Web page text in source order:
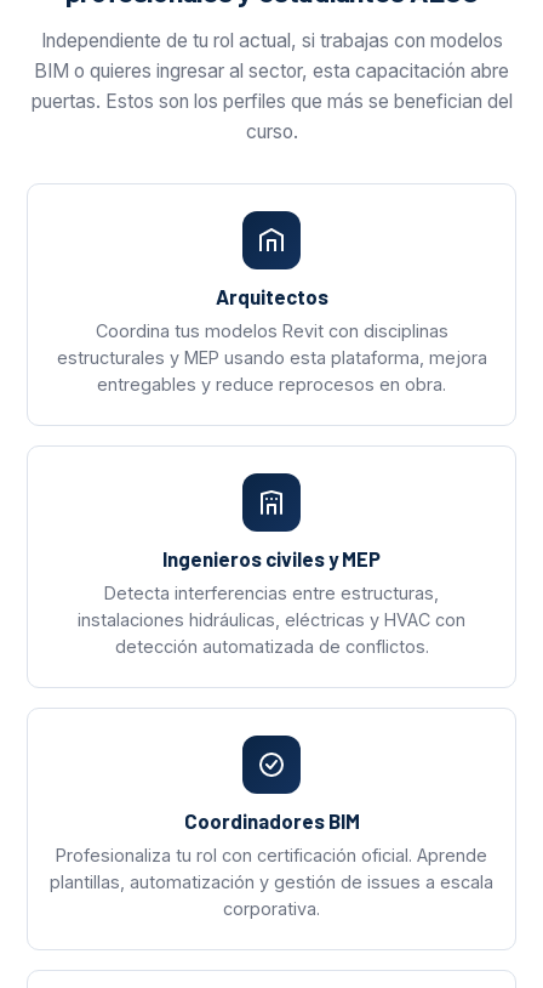
Independiente de tu rol actual, si trabajas con modelos
BIM o quieres ingresar al sector, esta capacitación abre
puertas. Estos son los perfiles que más se benefician del
curso.
Arquitectos
Coordina tus modelos Revit con disciplinas
estructurales y MEP usando esta plataforma, mejora
entregables y reduce reprocesos en obra.
Ingenieros civiles y MEP
Detecta interferencias entre estructuras,
instalaciones hidráulicas, eléctricas y HVAC con
detección automatizada de conflictos.
Coordinadores BIM
Profesionaliza tu rol con certificación oficial. Aprende
plantillas, automatización y gestión de issues a escala
corporativa.